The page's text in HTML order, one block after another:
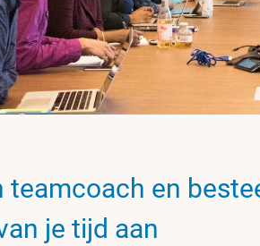
teamcoach en
je tijd aan